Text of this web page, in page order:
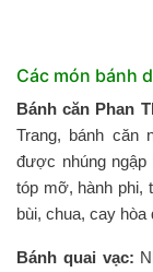
Các món bánh
Bánh căn Phan
Trang, bánh căn
được nhúng
tóp mỡ, hành phi,
bùi, chua, cay
Bánh quai vạc: